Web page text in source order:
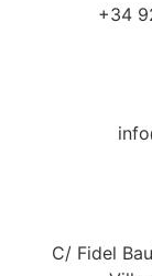
+34
C/ Fidel